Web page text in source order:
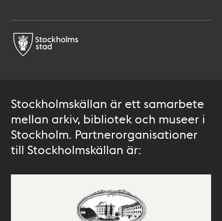
Stockholmskällan är ett samarbete
mellan arkiv, bibliotek och museer i
Stockholm. Partnerorganisationer
till Stockholmskällan är: